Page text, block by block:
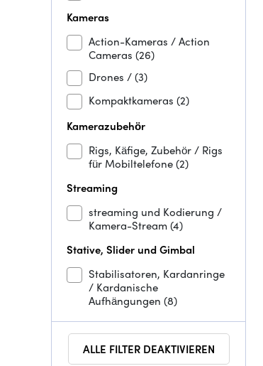
Kameras
Action-Kameras / Action
Cameras (26)
Drones /(3)
Kompaktkameras (2)
Kamerazubehör
Rigs, Käfige, Zubehör / Rigs
für Mobiltelefone(2)
Streaming
streaming und Kodierung /
Kamera-Stream(4)
Stative, Slider und Gimbal
Stabilisatoren, Kardanringe
/ Kardanische
Aufhängungen (8)
ALLE FILTER DEAKTIVIEREN